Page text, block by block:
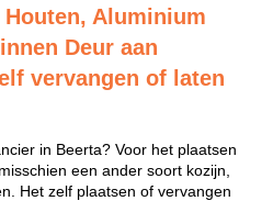
Aluminium
Deur aan
vervangen of laten
in Beerta? Voor het plaatsen
een ander soort kozijn,
Het zelf plaatsen of vervangen